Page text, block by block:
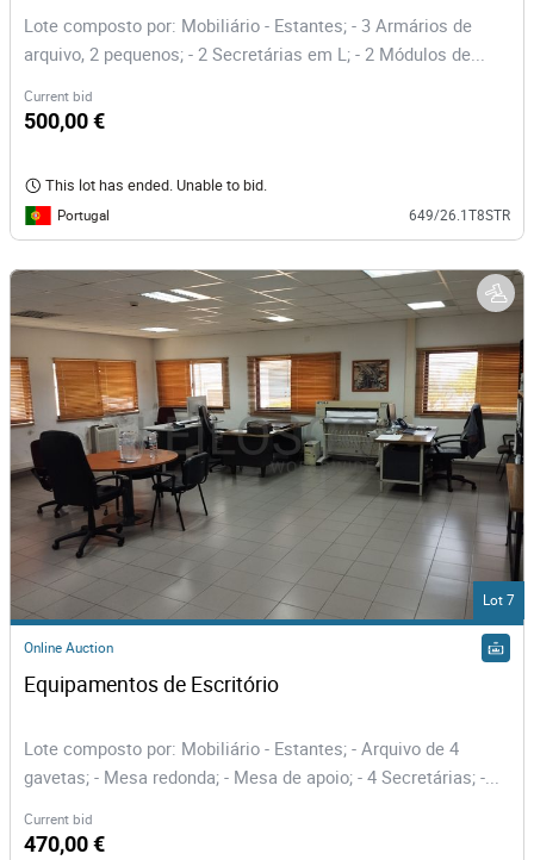
Lote composto por: Mobiliário - Estantes; - 3 Armários de
arquivo, 2 pequenos; - 2 Secretárias em L; - 2 Módulos de...
Current bid
500,00 €
This lot has ended. Unable to bid.
Portugal 649/26.1T8STR
Lot 7
Online Auction
Lote composto por: Mobiliário - Estantes; - Arquivo de 4
gavetas; - Mesa redonda; - Mesa de apoio; - 4 Secretárias; -...
Current bid
470,00 €